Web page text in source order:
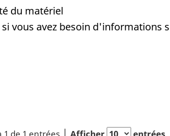
du matériel
vous avez besoin d'informations
1 de 1 entrées Afficher entrées